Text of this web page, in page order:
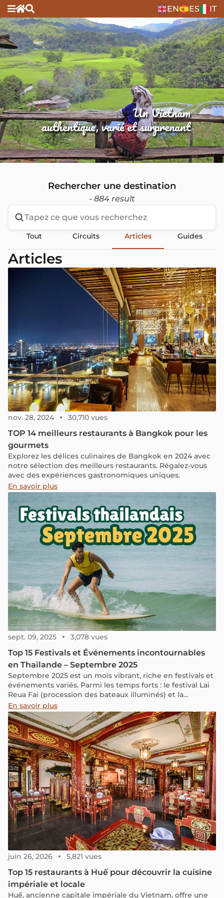
EN ES IT
Un Vietnam
authentique, varié et surprenant
Rechercher une destination
- 884 result
Tout Circuits Articles Guides
Articles
nov. 28, 2024 30,710 vues
TOP 14 meilleurs restaurants à Bangkok pour les
gourmets
Explorez les délices culinaires de Bangkok en 2024 avec
notre sélection des meilleurs restaurants. Régalez-vous
avec des expériences gastronomiques uniques.
En savoir plus
sept. 09, 2025 3,078 vues
Top 15 Festivals et Événements incontournables
en Thaïlande – Septembre 2025
Septembre 2025 est un mois vibrant, riche en festivals et
événements variés. Parmi les temps forts : le festival Lai
Reua Fai (procession des bateaux illuminés) et la
tradition bouddhiste unique de la cérémonie Um Phra
Dam Nam. Si vous voyagez en Thaïlande ce mois-ci, voici
les 15 expériences à ne pas manquer :
En savoir plus
juin 26, 2026 5,821 vues
Top 15 restaurants à Huế pour découvrir la cuisine
impériale et locale
Huế, ancienne capitale impériale du Vietnam, offre une